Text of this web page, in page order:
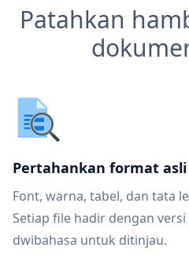
Patahkan
Pertahankan format asli
Font, warna, tabel, dan tata
Setiap file hadir dengan
dwibahasa untuk ditinjau.